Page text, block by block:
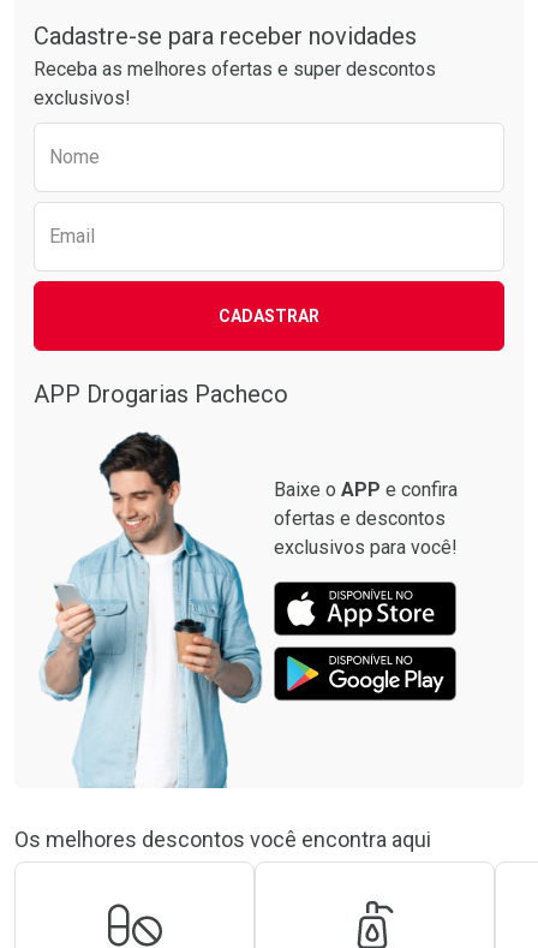
Laboratório
Comprar sem Desconto
Por Menos
Por R$ 34,39/cada
Laboratório
Ativar Desconto
Por Menos
Cadastre-se para receber novidades
Receba as melhores ofertas e super descontos
exclusivos!
Nome
Email
CADASTRAR
APP Drogarias Pacheco
Baixe o APP e confira
ofertas e descontos
exclusivos para você!
Os melhores descontos você encontra aqui